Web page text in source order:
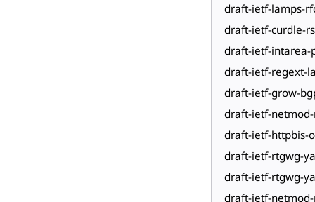
draft-ietf-lamps-
draft-ietf-curdle-
draft-ietf-intarea-
draft-ietf-regext-
draft-ietf-grow-
draft-ietf-
draft-ietf-httpbis-
draft-ietf-rtgwg-
draft-ietf-rtgwg-
draft-ietf-